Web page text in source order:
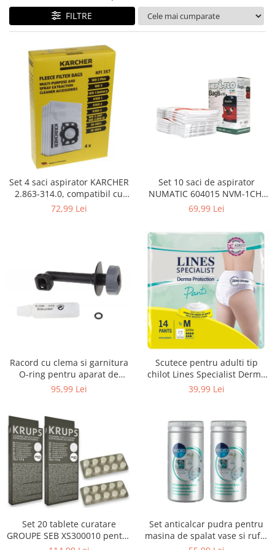
Curatenie si intretinere
Decoratiuni
Hobby-uri creative
Iluminat & Electrice
Jaluzele
Kit-uri automatizari porti si usi
Mobila dormitor
Mobila gradina & terasa
Mobila Living & Dining
Organizare si depozitare
Rafturi
Textile si covoare
Uscatoare rufe
Utilaje si materiale de constructii
Laptop, Tablete & Telefoane
Telefoane Mobile & accesorii
Wearable & Gadgeturi
Accesorii si piese masini spalat
rufe si uscatoare
Accesorii si piese masini spalat
vase
Aparate Frigorifice
Aparate Racire Aer
Aragaze si cuptoare cu microunde
Climatizare & sisteme de incalzire
Electrocasnice pentru Bucatarie
FILTRE
Set 4 saci aspirator KARCHER
2.863-314.0, compatibil cu
WD, KWD, SE
72,99 Lei
Set 10 saci de aspirator
NUMATIC 604015 NVM-1CH,
9L
69,99 Lei
Racord cu clema si garnitura
O-ring pentru aparat de
spalat cu presiune, KARCHER
95,99 Lei
Scutece pentru adulti tip
chilot Lines Specialist Derma
Protection Extra, 7 picaturi,
39,99 Lei
Set 20 tablete curatare
GROUPE SEB XS300010 pentru
espressoare Krups (2x10
Set anticalcar pudra pentru
masina de spalat vase si rufe,
WPRO 484000008416, 2 x 250g